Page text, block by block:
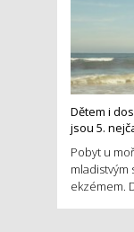
Dětem i
jsou 5.
Pobyt u
ekzémem.